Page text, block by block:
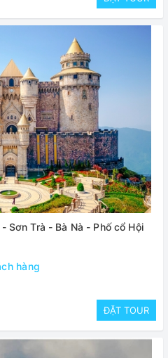
Sơn Trà - Bà Nà - Phố cổ Hội
hàng
ĐẶT TOUR